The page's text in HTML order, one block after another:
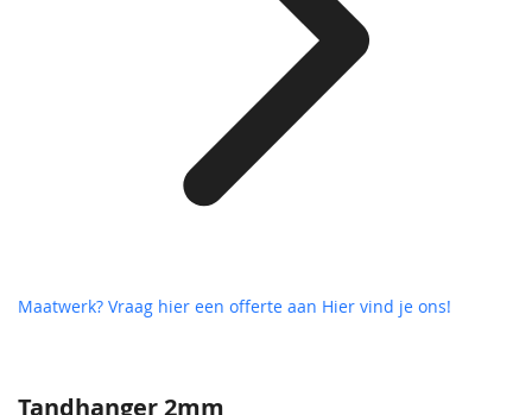
Tandhanger 2mm
Maatwerk? Vraag hier een offerte aan Hier vind je ons!